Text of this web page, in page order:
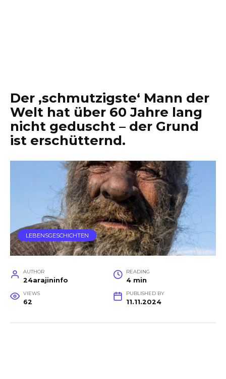
Der ‚schmutzigste‘ Mann der
Welt hat über 60 Jahre lang
nicht geduscht – der Grund
ist erschütternd.
LEBENSGESCHICHTEN
AUTHOR
24arajininfo
READING
4 min
VIEWS
62
PUBLISHED BY
11.11.2024